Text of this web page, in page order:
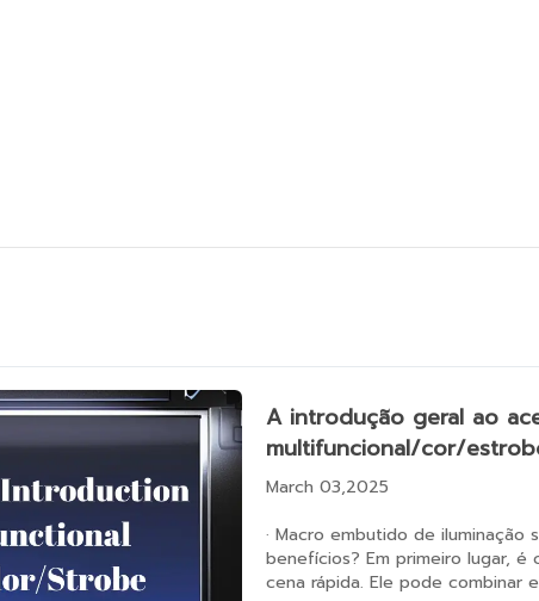
A introdução geral ao
multifuncional/cor/
March 03,2025
· Macro embutido de iluminação
benefícios? Em primeiro lugar,
cena rápida. Ele pode combinar